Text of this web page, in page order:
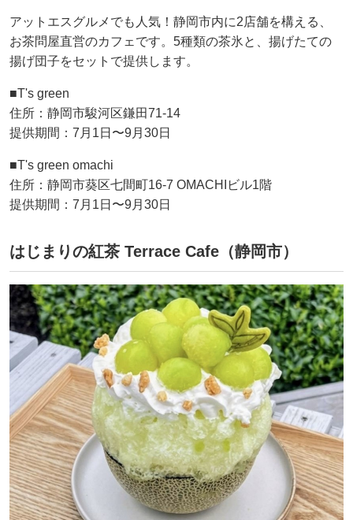
アットエスグルメでも人気！静岡市内に2店舗を構える、
お茶問屋直営のカフェです。5種類の茶氷と、揚げたての
揚げ団子をセットで提供します。
■T's green
住所：静岡市駿河区鎌田71-14
提供期間：7月1日〜9月30日
■T's green omachi
住所：静岡市葵区七間町16-7 OMACHIビル1階
提供期間：7月1日〜9月30日
はじまりの紅茶 Terrace Cafe（静岡市）